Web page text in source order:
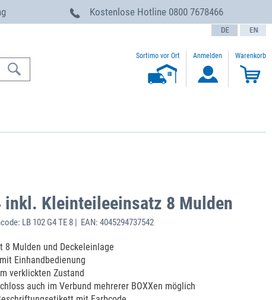
Kostenlose Hotline 0800 7678466
text.language
Sortimo vor Ort Anmelden Warenkorb
inkl. Kleinteileeinsatz 8 Mulden
LB 102 G4 TE 8 | EAN: 4045294737542
Mulden und Deckeleinlage
Einhandbedienung
verklickten Zustand
auch im Verbund mehrerer BOXXen möglich